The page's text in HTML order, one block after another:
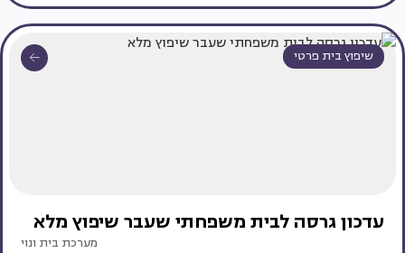
שיפוץ בית פרטי
עדכון גרסה לבית משפחתי שעבר שיפוץ מלא
מערכת בית ונוי